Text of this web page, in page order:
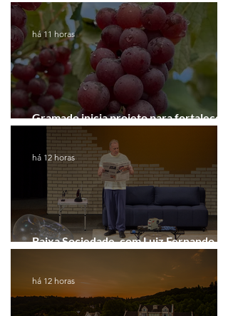
Coluna de Caxias
Gramado inicia projeto para fortalecer a
Rota do Vinho
há 11 horas
Baixa Sociedade, com Luiz Fernando
Guimarães, chega a Novo Hamburgo
há 12 horas
há 12 horas